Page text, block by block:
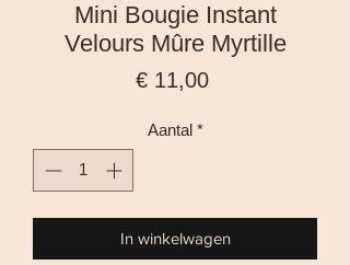
Mini Bougie Instant
Velours Mûre Myrtille
€ 11,00Prijs
Aantal *
In winkelwagen